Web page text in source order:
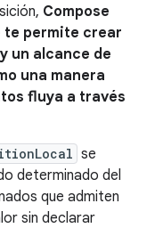
Compose
te permite crear
un alcance de
una manera
fluya a través
se
determinado del
que admiten
sin declarar